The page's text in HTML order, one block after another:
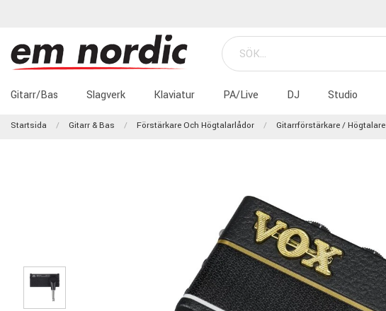
Gitarr/Bas Slagverk Klaviatur PA/Live DJ Studio
Startsida Gitarr & Bas Förstärkare Och Högtalarlådor Gitarrförstärkare / Högtalare